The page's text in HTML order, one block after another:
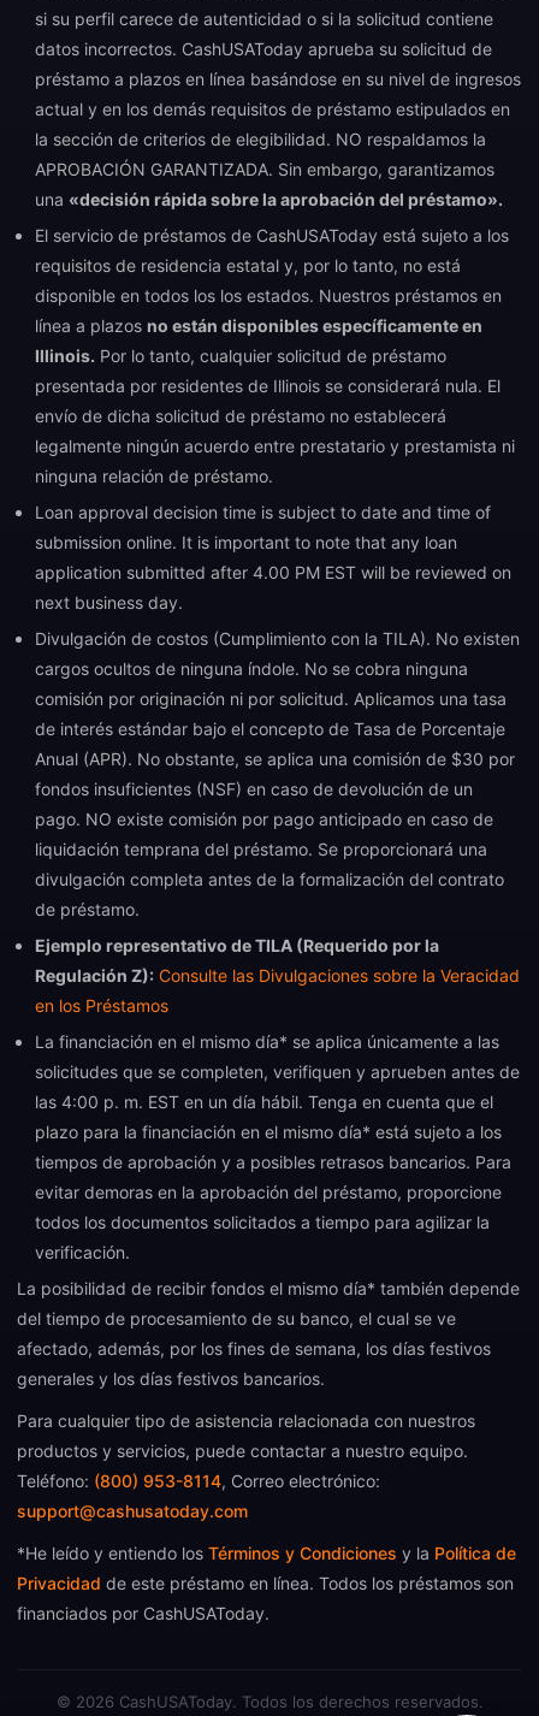
si su perfil carece de autenticidad o si la solicitud contiene
datos incorrectos. CashUSAToday aprueba su solicitud de
préstamo a plazos en línea basándose en su nivel de ingresos
actual y en los demás requisitos de préstamo estipulados en
la sección de criterios de elegibilidad. NO respaldamos la
APROBACIÓN GARANTIZADA. Sin embargo, garantizamos
una «decisión rápida sobre la aprobación del préstamo».
El servicio de préstamos de CashUSAToday está sujeto a los
requisitos de residencia estatal y, por lo tanto, no está
disponible en todos los los estados. Nuestros préstamos en
línea a plazos no están disponibles específicamente en
Illinois. Por lo tanto, cualquier solicitud de préstamo
presentada por residentes de Illinois se considerará nula. El
envío de dicha solicitud de préstamo no establecerá
legalmente ningún acuerdo entre prestatario y prestamista ni
ninguna relación de préstamo.
Loan approval decision time is subject to date and time of
submission online. It is important to note that any loan
application submitted after 4.00 PM EST will be reviewed on
next business day.
Divulgación de costos (Cumplimiento con la TILA). No existen
cargos ocultos de ninguna índole. No se cobra ninguna
comisión por originación ni por solicitud. Aplicamos una tasa
de interés estándar bajo el concepto de Tasa de Porcentaje
Anual (APR). No obstante, se aplica una comisión de $30 por
fondos insuficientes (NSF) en caso de devolución de un
pago. NO existe comisión por pago anticipado en caso de
liquidación temprana del préstamo. Se proporcionará una
divulgación completa antes de la formalización del contrato
de préstamo.
Ejemplo representativo de TILA (Requerido por la
Regulación Z): Consulte las Divulgaciones sobre la Veracidad
en los Préstamos
La financiación en el mismo día* se aplica únicamente a las
solicitudes que se completen, verifiquen y aprueben antes de
las 4:00 p. m. EST en un día hábil. Tenga en cuenta que el
plazo para la financiación en el mismo día* está sujeto a los
tiempos de aprobación y a posibles retrasos bancarios. Para
evitar demoras en la aprobación del préstamo, proporcione
todos los documentos solicitados a tiempo para agilizar la
verificación.
La posibilidad de recibir fondos el mismo día* también depende
del tiempo de procesamiento de su banco, el cual se ve
afectado, además, por los fines de semana, los días festivos
generales y los días festivos bancarios.
Para cualquier tipo de asistencia relacionada con nuestros
productos y servicios, puede contactar a nuestro equipo.
Teléfono: (800) 953-8114, Correo electrónico:
support@cashusatoday.com
*He leído y entiendo los Términos y Condiciones y la Política de
Privacidad de este préstamo en línea. Todos los préstamos son
financiados por CashUSAToday.
© 2026 CashUSAToday. Todos los derechos reservados.